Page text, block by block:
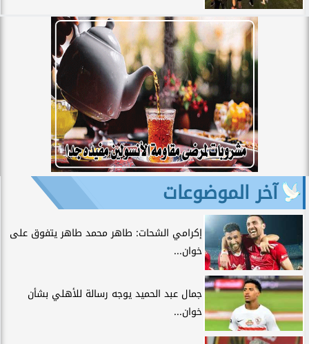
آخر الموضوعات
إكرامي الشحات: طاهر محمد طاهر يتفوق على
خوان...
جمال عبد الحميد يوجه رسالة للأهلي بشأن
خوان...